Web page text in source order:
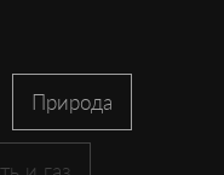
Природа